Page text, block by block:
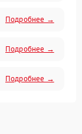
Подробнее →
Подробнее →
Подробнее →